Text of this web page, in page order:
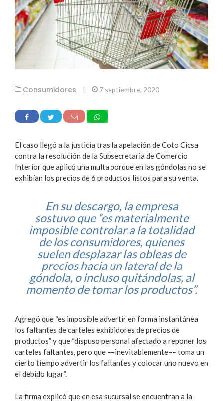
Consumidores | 7 septiembre, 2020
El caso llegó a la justicia tras la apelación de Coto Cicsa
contra la resolución de la Subsecretaria de Comercio
Interior que aplicó una multa porque en las góndolas no se
exhibían los precios de 6 productos listos para su venta.
En su descargo, la empresa
sostuvo que “es materialmente
imposible controlar a la totalidad
de los consumidores, quienes
suelen desplazar las obleas de
precios hacia un lateral de la
góndola, o incluso quitándolas, al
momento de tomar los productos”.
Agregó que “es imposible advertir en forma instantánea
los faltantes de carteles exhibidores de precios de
productos” y que “dispuso personal afectado a reponer los
carteles faltantes, pero que ––inevitablemente–– toma un
cierto tiempo advertir los faltantes y colocar uno nuevo en
el debido lugar”.
La firma explicó que en esa sucursal se encuentran a la